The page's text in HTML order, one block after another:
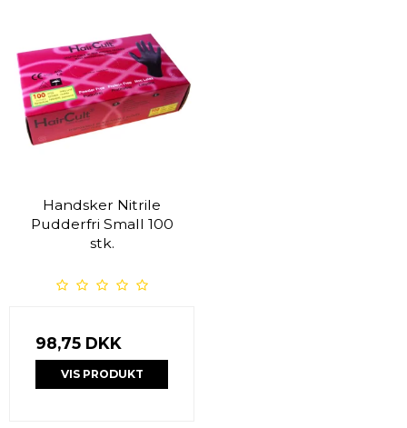
Handsker Nitrile
Pudderfri Small 100
stk.
98,75 DKK
VIS PRODUKT